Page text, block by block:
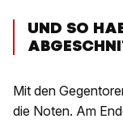
UND SO
Mit den
die Noten. Am